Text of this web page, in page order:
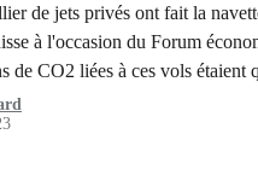
de jets privés ont fait la
à l'occasion du Forum
de CO2 liées à ces vols étaient
générés par les jets privés
moyenne. C'est ce que